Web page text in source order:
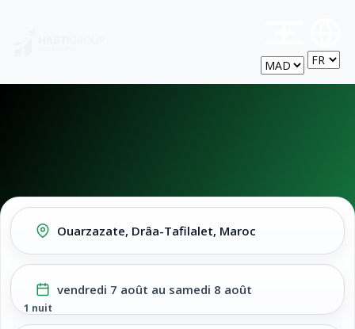
vendredi 7 août au samedi 8 août
1 nuit